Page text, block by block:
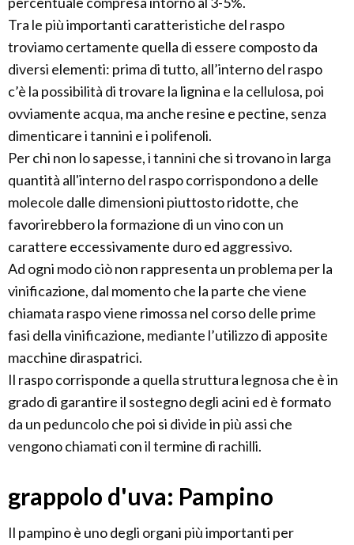
Tra le più importanti caratteristiche del raspo
troviamo certamente quella di essere composto da
diversi elementi: prima di tutto, all’interno del raspo
c’è la possibilità di trovare la lignina e la cellulosa, poi
ovviamente acqua, ma anche resine e pectine, senza
dimenticare i tannini e i polifenoli.
Per chi non lo sapesse, i tannini che si trovano in larga
quantità all'interno del raspo corrispondono a delle
molecole dalle dimensioni piuttosto ridotte, che
favorirebbero la formazione di un vino con un
carattere eccessivamente duro ed aggressivo.
Ad ogni modo ciò non rappresenta un problema per la
vinificazione, dal momento che la parte che viene
chiamata raspo viene rimossa nel corso delle prime
fasi della vinificazione, mediante l’utilizzo di apposite
macchine diraspatrici.
Il raspo corrisponde a quella struttura legnosa che è in
grado di garantire il sostegno degli acini ed è formato
da un peduncolo che poi si divide in più assi che
vengono chiamati con il termine di rachilli.
grappolo d'uva: Pampino
Il pampino è uno degli organi più importanti per